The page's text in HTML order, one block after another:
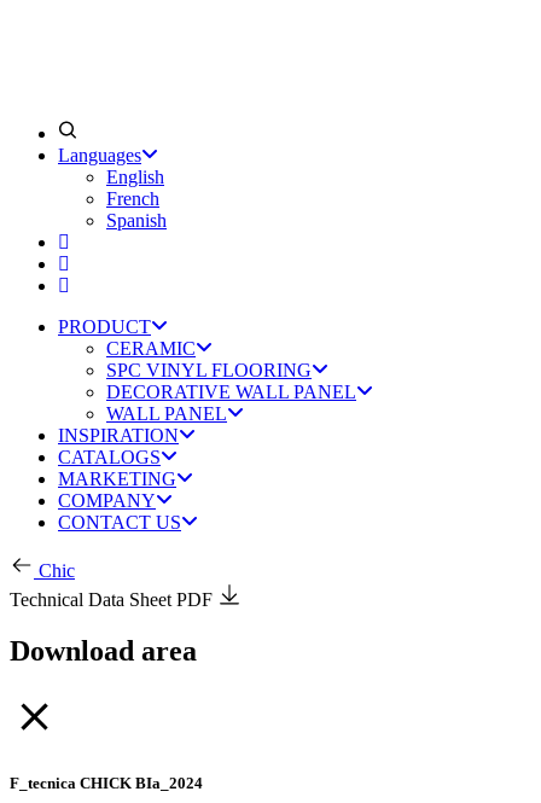
Languages
English
French
Spanish
PRODUCT
CERAMIC
SPC VINYL FLOORING
DECORATIVE WALL PANEL
WALL PANEL
INSPIRATION
CATALOGS
MARKETING
COMPANY
CONTACT US
Chic
Technical Data Sheet PDF
Download area
F_tecnica CHICK BIa_2024